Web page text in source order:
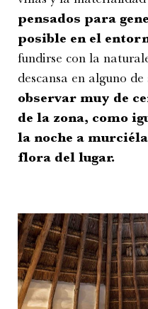
pensados para
posible en el
fundirse con la
descansa en alguno de
observar muy de
de la zona, como
la noche a
flora del lugar.